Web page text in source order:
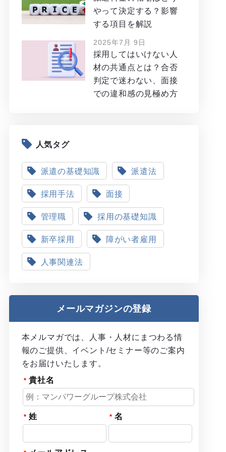
やって決定する？影響
する項目を解説
2025年7月 9日
採用してはいけない人
材の共通点とは？合否
判定で迷わない、面接
での違和感の見極め方
人気タグ
派遣の基礎知識 派遣法
採用手法 面接
管理職 採用の基礎知識
新卒採用 障がい者雇用
人事関連法
メールマガジンの登録
本メルマガでは、人事・人材にまつわる情
報のご提供、イベント/セミナー等のご案内
をお届けいたします。
貴社名
姓 名